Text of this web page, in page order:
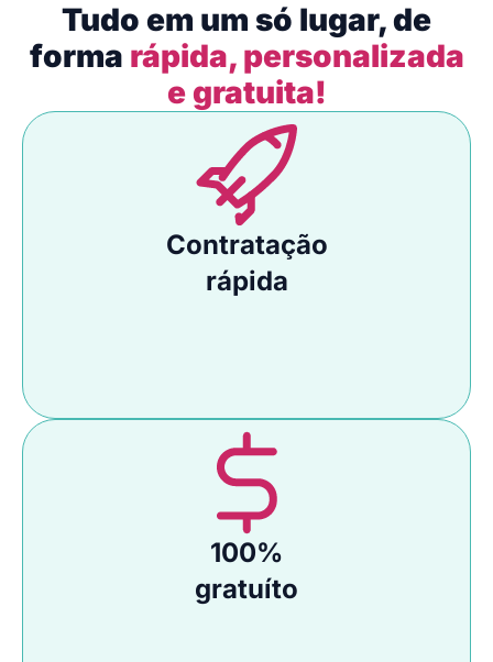
Tudo em um só lugar, de
forma rápida, personalizada
e gratuita!
Contratação
rápida
100%
gratuíto